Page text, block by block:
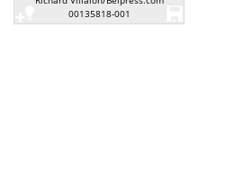
00135818-001